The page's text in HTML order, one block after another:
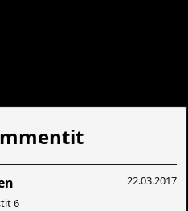
22.03.2017
6